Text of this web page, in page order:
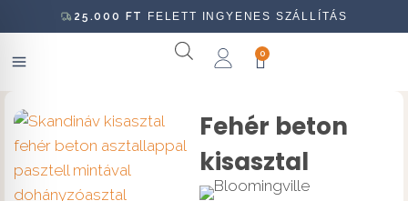
25.000 FT FELETT INGYENES SZÁLLÍTÁS
0
Fehér beton
kisasztal